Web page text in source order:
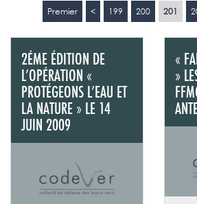
Premier < 199 200 201
2ÉME ÉDITION DE
L’OPÉRATION «
PROTÉGEONS L’EAU ET
LA NATURE » LE 14
JUIN 2009
«
»